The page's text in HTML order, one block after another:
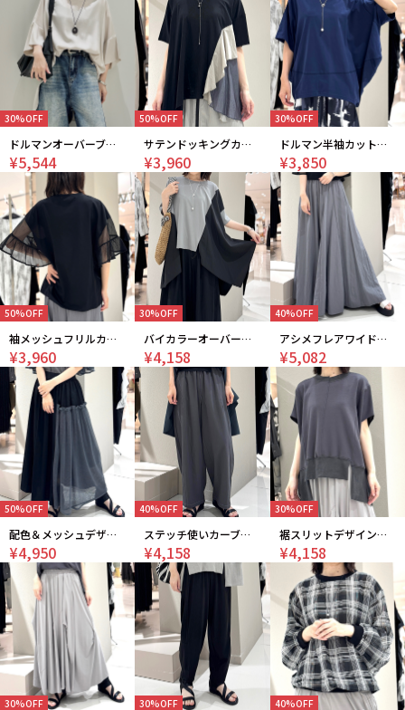
30%OFF
ドルマンオーバーブラウス
¥5,544
50%OFF
サテンドッキングカットソー
¥3,960
30%OFF
ドルマン半袖カットソー
¥3,850
50%OFF
袖メッシュフリルカットソー
¥3,960
30%OFF
バイカラーオーバーチュニック
¥4,158
40%OFF
アシメフレアワイドパンツ
¥5,082
50%OFF
配色＆メッシュデザインスカート
¥4,950
40%OFF
ステッチ使いカーブパンツ
¥4,158
30%OFF
裾スリットデザインカットソー
¥4,158
30%OFF 30%OFF 40%OFF